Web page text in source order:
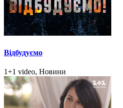
Відбудуємо
1+1 video, Новини